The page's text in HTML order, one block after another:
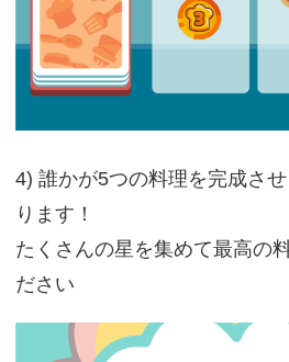
4) 誰かが5つの料理を完成さ
ります！
たくさんの星を集めて最高の
ださい